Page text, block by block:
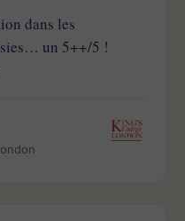
dans les
un 5++/5 !